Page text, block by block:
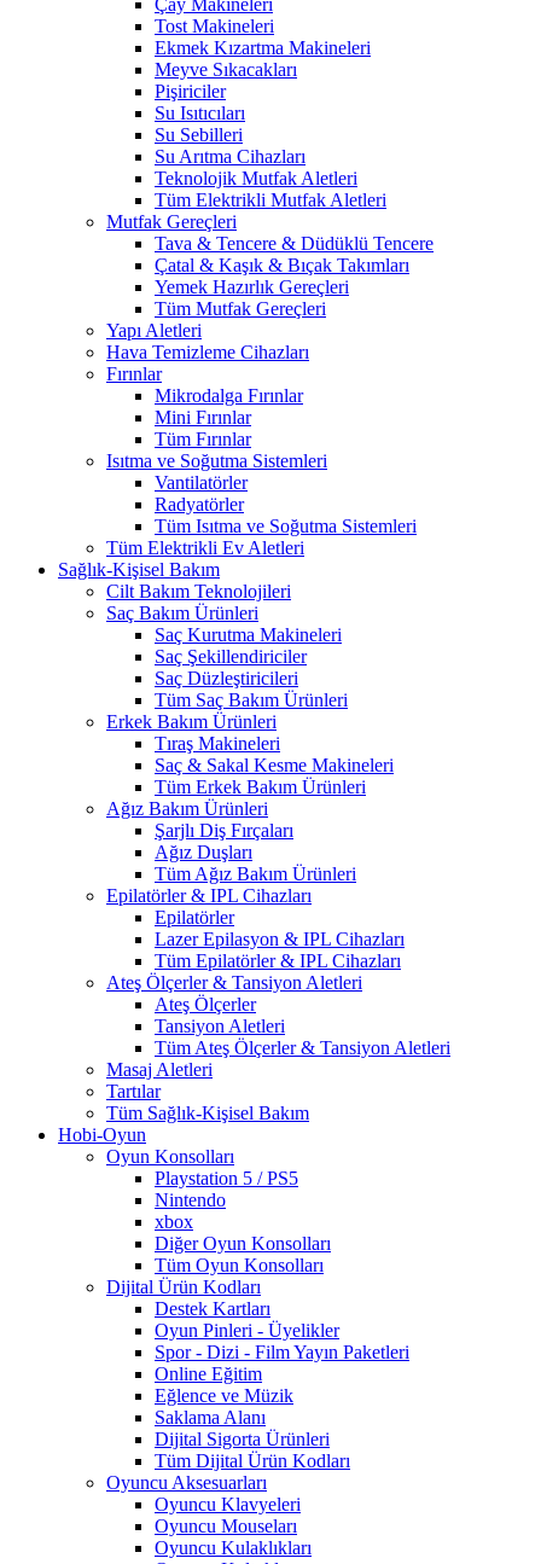
Çay Makineleri
Tost Makineleri
Ekmek Kızartma Makineleri
Meyve Sıkacakları
Pişiriciler
Su Isıtıcıları
Su Sebilleri
Su Arıtma Cihazları
Teknolojik Mutfak Aletleri
Tüm Elektrikli Mutfak Aletleri
Mutfak Gereçleri
Tava & Tencere & Düdüklü Tencere
Çatal & Kaşık & Bıçak Takımları
Yemek Hazırlık Gereçleri
Tüm Mutfak Gereçleri
Yapı Aletleri
Hava Temizleme Cihazları
Fırınlar
Mikrodalga Fırınlar
Mini Fırınlar
Tüm Fırınlar
Isıtma ve Soğutma Sistemleri
Vantilatörler
Radyatörler
Tüm Isıtma ve Soğutma Sistemleri
Tüm Elektrikli Ev Aletleri
Sağlık-Kişisel Bakım
Cilt Bakım Teknolojileri
Saç Bakım Ürünleri
Saç Kurutma Makineleri
Saç Şekillendiriciler
Saç Düzleştiricileri
Tüm Saç Bakım Ürünleri
Erkek Bakım Ürünleri
Tıraş Makineleri
Saç & Sakal Kesme Makineleri
Tüm Erkek Bakım Ürünleri
Ağız Bakım Ürünleri
Şarjlı Diş Fırçaları
Ağız Duşları
Tüm Ağız Bakım Ürünleri
Epilatörler & IPL Cihazları
Epilatörler
Lazer Epilasyon & IPL Cihazları
Tüm Epilatörler & IPL Cihazları
Ateş Ölçerler & Tansiyon Aletleri
Ateş Ölçerler
Tansiyon Aletleri
Tüm Ateş Ölçerler & Tansiyon Aletleri
Masaj Aletleri
Tartılar
Tüm Sağlık-Kişisel Bakım
Hobi-Oyun
Oyun Konsolları
Playstation 5 / PS5
Nintendo
xbox
Diğer Oyun Konsolları
Tüm Oyun Konsolları
Dijital Ürün Kodları
Destek Kartları
Oyun Pinleri - Üyelikler
Spor - Dizi - Film Yayın Paketleri
Online Eğitim
Eğlence ve Müzik
Saklama Alanı
Dijital Sigorta Ürünleri
Tüm Dijital Ürün Kodları
Oyuncu Aksesuarları
Oyuncu Klavyeleri
Oyuncu Mouseları
Oyuncu Kulaklıkları